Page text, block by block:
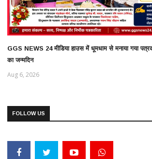
GGS NEWS 24 मीडिया हाउस में धूमधाम से मनाया गया
का जन्मदिन
Aug 6, 2026
FOLLOW US